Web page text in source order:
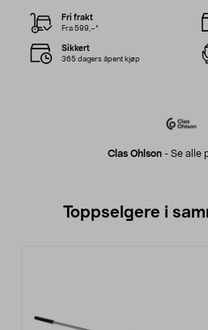
Clas Ohlson- Se alle
Fri frakt
Fra 599,–*
Sikkert
365 dagers åpent kjøp
Toppselgere i